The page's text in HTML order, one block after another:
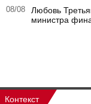
08/08
Любовь
министра
Контекст